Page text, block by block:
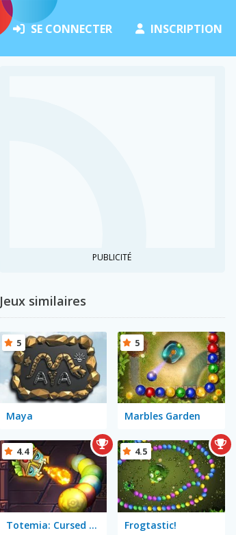
SE CONNECTER INSCRIPTION
PUBLICITÉ
Jeux similaires
Maya
5
Marbles Garden
5
Totemia: Cursed Marbles
4.4
Frogtastic!
4.5